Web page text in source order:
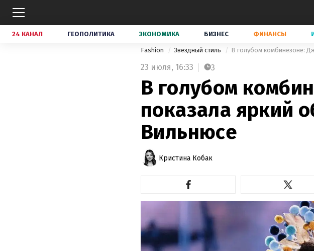
24 КАНАЛ ГЕОПОЛИТИКА ЭКОНОМИКА БИЗНЕС ФИНАНСЫ
Fashion Звездный стиль В голубом комбинезоне:
23 июля, 16:33 3
В голубом
показала яркий
Вильнюсе
Кристина Кобак